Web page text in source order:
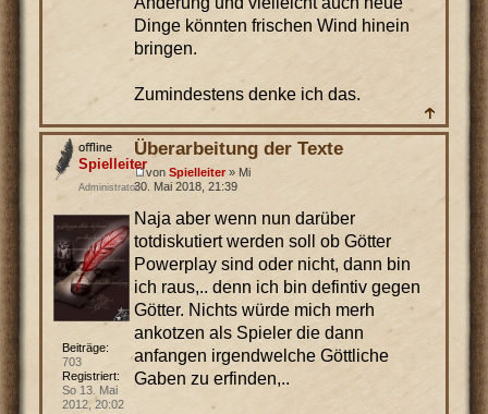
Dinge könnten frischen Wind hinein
bringen.
Zumindestens denke ich das.
Überarbeitung der Texte
von Spielleiter» Mi
30. Mai 2018, 21:39
Naja aber wenn nun darüber
totdiskutiert werden soll ob Götter
Powerplay sind oder nicht, dann bin
ich raus,.. denn ich bin defintiv gegen
Götter. Nichts würde mich merh
ankotzen als Spieler die dann
anfangen irgendwelche Göttliche
Gaben zu erfinden,..
Spielleiter
Administrator
Beiträge:
703
Registriert:
So 13. Mai
2012, 20:02